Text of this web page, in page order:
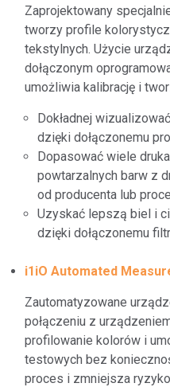
Zaprojektowany
tworzy profile
tekstylnych. Użycie
dołączonym
umożliwia kalibrację i
Dokładnej
dzięki dołączonemu
Dopasować wiele
powtarzalnych barw z
od producenta lub
Uzyskać lepszą biel i
dzięki dołączonemu
i1iO Automated
Zautomatyzowane
połączeniu z
profilowanie kolorów i
testowych bez
proces i zmniejsza